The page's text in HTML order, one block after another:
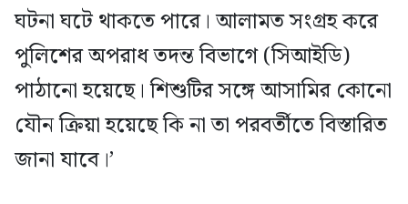
ঘটনা ঘটে থাকতে পারে। আলামত সংগ্রহ করে
পুলিশের অপরাধ তদন্ত বিভাগে (সিআইডি)
পাঠানো হয়েছে। শিশুটির সঙ্গে আসামির কোনো
যৌন ক্রিয়া হয়েছে কি না তা পরবর্তীতে বিস্তারিত
জানা যাবে।’